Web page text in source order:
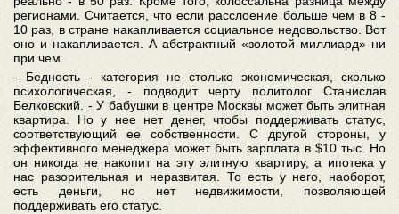
регионами. Считается, что если расслоение больше чем в 8 -
10 раз, в стране накапливается социальное недовольство. Вот
оно и накапливается. А абстрактный «золотой миллиард» ни
при чем.
- Бедность - категория не столько экономическая, сколько
психологическая, - подводит черту политолог Станислав
Белковский. - У бабушки в центре Москвы может быть элитная
квартира. Но у нее нет денег, чтобы поддерживать статус,
соответствующий ее собственности. С другой стороны, у
эффективного менеджера может быть зарплата в $10 тыс. Но
он никогда не накопит на эту элитную квартиру, а ипотека у
нас разорительная и неразвитая. То есть у него, наоборот,
есть деньги, но нет недвижимости, позволяющей
поддерживать его статус.